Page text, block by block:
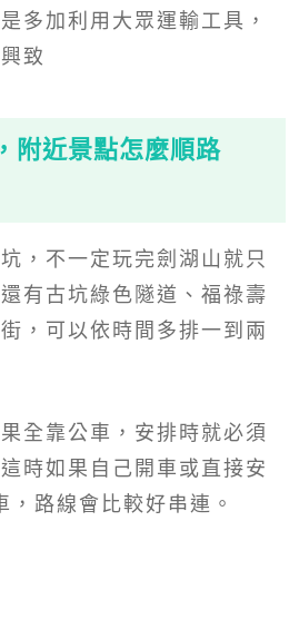
多加利用大眾運輸工具，
致
附近景點怎麼順路
，不一定玩完劍湖山就只
有古坑綠色隧道、福祿壽
，可以依時間多排一到兩
全靠公車，安排時就必須
時如果自己開車或直接安
路線會比較好串連。